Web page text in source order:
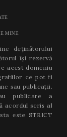
MINE
deținătorului
își rezervă
acest domeniu
ce pot fi
sau publicații.
publicare a
acordul scris al
este STRICT